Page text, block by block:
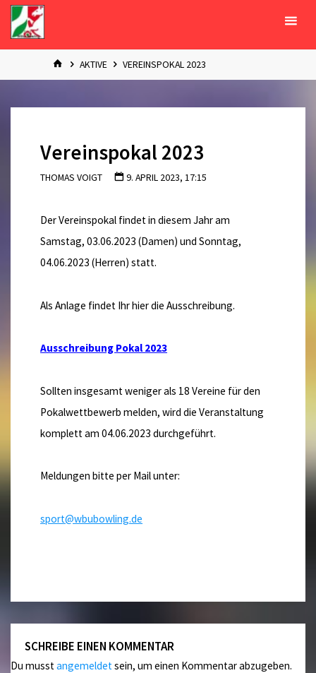
Zum
Inhalt
springen
STARTAKTIVE VEREINSPOKAL 2023
Vereinspokal 2023
THOMAS VOIGT 9. APRIL 2023, 17:15
Der Vereinspokal findet in diesem Jahr am
Samstag, 03.06.2023 (Damen) und Sonntag,
04.06.2023 (Herren) statt.
Als Anlage findet Ihr hier die Ausschreibung.
Ausschreibung Pokal 2023
Sollten insgesamt weniger als 18 Vereine für den
Pokalwettbewerb melden, wird die Veranstaltung
komplett am 04.06.2023 durchgeführt.
Meldungen bitte per Mail unter:
sport@wbubowling.de
SCHREIBE EINEN KOMMENTAR
Du musstangemeldetsein, um einen Kommentar abzugeben.